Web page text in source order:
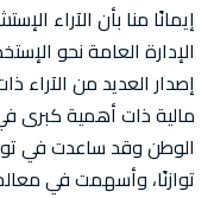
إيمانًا منا بأن الآراء
الإدارة العامة نحو
إصدار العديد من الآراء
مالية ذات أهمية كبرى
الوطن وقد ساعدت في
توازنًا، وأسهمت في